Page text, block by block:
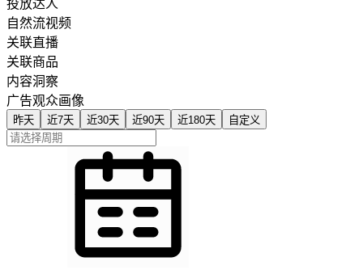
投放达人
自然流视频
关联直播
关联商品
内容洞察
广告观众画像
昨天 近7天 近30天 近90天 近180天 自定义